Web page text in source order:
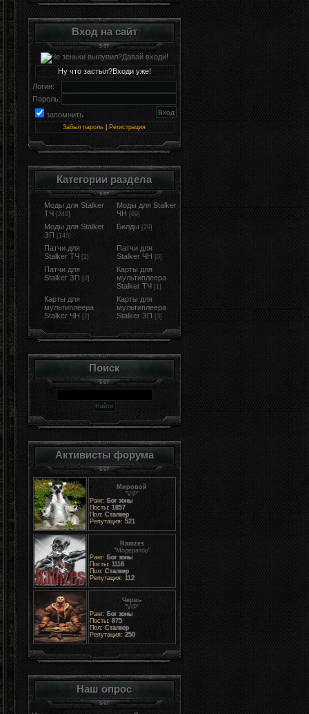
Вход на сайт
Ну что застыл?Входи уже!
Логин:
Пароль:
запомнить
Забыл пароль Регистрация
Категории раздела
Моды для Stalker
ТЧ [246]
Моды для Stalker
ЧН [69]
Моды для Stalker
ЗП [145]
Билды [29]
Патчи для
Stalker ТЧ [2]
Патчи для
Stalker ЧН [0]
Патчи для
Stalker ЗП [2]
Карты для
мультиплеера
Stalker ТЧ [1]
Карты для
мультиплеера
Stalker ЧН [2]
Карты для
мультиплеера
Stalker ЗП [3]
Поиск
Активисты форума
Мировой
"VIP"
Ранг: Бог зоны
Посты: 1857
Пол: Сталкер
Репутация: 521
Ramzes
"Модератор"
Ранг: Бог зоны
Посты: 1116
Пол: Сталкер
Репутация: 112
Червь
"VIP"
Ранг: Бог зоны
Посты: 875
Пол: Сталкер
Репутация: 250
Наш опрос